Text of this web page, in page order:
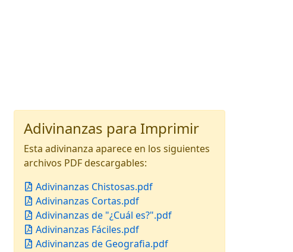
Adivinanzas para Imprimir
Esta adivinanza aparece en los siguientes
archivos PDF descargables:
Adivinanzas Chistosas.pdf
Adivinanzas Cortas.pdf
Adivinanzas de "¿Cuál es?".pdf
Adivinanzas Fáciles.pdf
Adivinanzas de Geografia.pdf